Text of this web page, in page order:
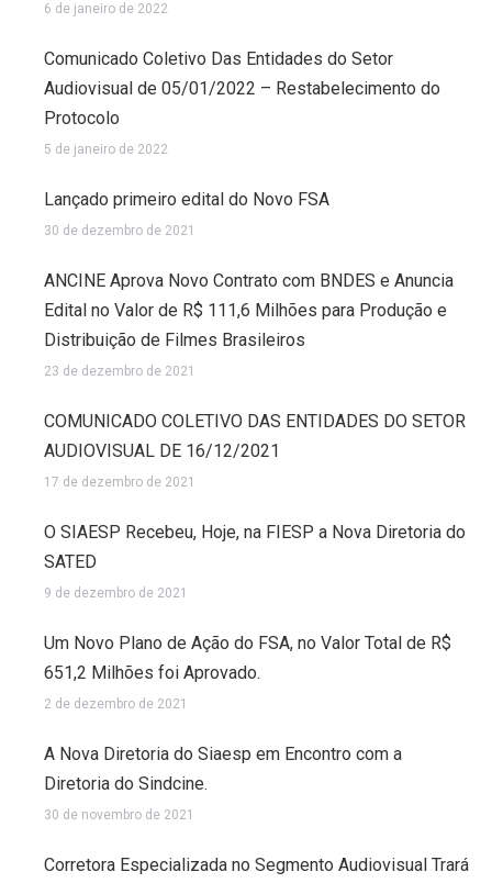
6 de janeiro de 2022
Comunicado Coletivo Das Entidades do Setor
Audiovisual de 05/01/2022 – Restabelecimento do
Protocolo
5 de janeiro de 2022
Lançado primeiro edital do Novo FSA
30 de dezembro de 2021
ANCINE Aprova Novo Contrato com BNDES e Anuncia
Edital no Valor de R$ 111,6 Milhões para Produção e
Distribuição de Filmes Brasileiros
23 de dezembro de 2021
COMUNICADO COLETIVO DAS ENTIDADES DO SETOR
AUDIOVISUAL DE 16/12/2021
17 de dezembro de 2021
O SIAESP Recebeu, Hoje, na FIESP a Nova Diretoria do
SATED
9 de dezembro de 2021
Um Novo Plano de Ação do FSA, no Valor Total de R$
651,2 Milhões foi Aprovado.
2 de dezembro de 2021
A Nova Diretoria do Siaesp em Encontro com a
Diretoria do Sindcine.
30 de novembro de 2021
Corretora Especializada no Segmento Audiovisual Trará